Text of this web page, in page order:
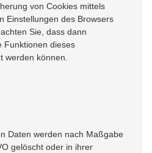
von Cookies mittels
Einstellungen des Browsers
Sie, dass dann
Funktionen dieses
werden können.
Daten werden nach Maßgabe
gelöscht oder in ihrer